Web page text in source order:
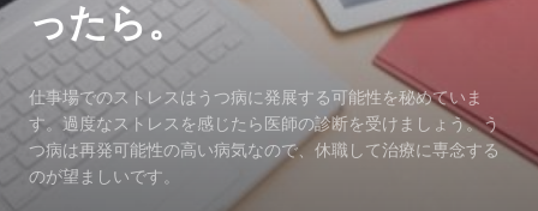
ったら。
仕事場でのストレスはうつ病に発展する可能性を秘めていま
す。過度なストレスを感じたら医師の診断を受けましょう。う
つ病は再発可能性の高い病気なので、休職して治療に専念する
のが望ましいです。